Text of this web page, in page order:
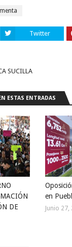
Twitter
SUCILLA
ESTAS ENTRADAS
DE
en
Junio 27,